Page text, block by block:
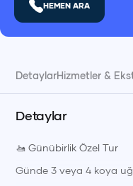
HEMEN ARA
DetaylarHizmetler &
Detaylar
🚤 Günübirlik Özel Tur
Günde 3 veya 4 koya